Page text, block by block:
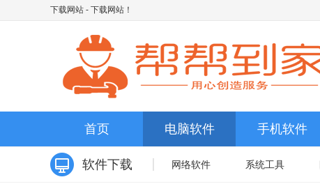
下载网站 - 下载网站！
首页 电脑软件 手机软件
软件下载 网络软件 系统工具